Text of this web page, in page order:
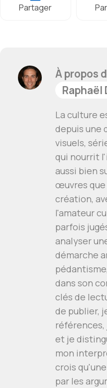
Partager
À propos
Raphaël
La culture
depuis une
visuels,
qui nourrit
aussi bien
œuvres que
création,
l'amateur
parfois
analyser
démarche
dans son
clés de
de publier,
références,
et je
mon
crois
par les